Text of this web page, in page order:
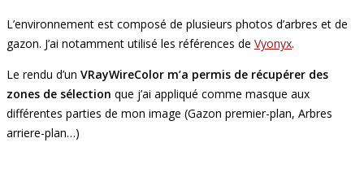
L’environnement est composé de plusieurs photos d’arbres et de
gazon. J’ai notamment utilisé les références de Vyonyx.
Le rendu d’un VRayWireColor m’a permis de récupérer des
zones de sélection que j’ai appliqué comme masque aux
différentes parties de mon image (Gazon premier-plan, Arbres
arriere-plan…)